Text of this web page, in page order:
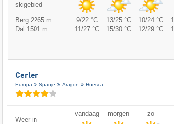
skigebied
Berg 2265 m 9/22 °C 13/25 °C 10/24 °C
Dal 1501 m
11/27 °C 15/30 °C 12/29 °C
Cerler
Europa Spanje Aragón Huesca
Weer in
vandaag morgen zo